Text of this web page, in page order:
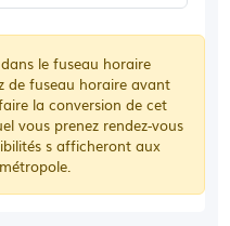
le fuseau horaire
de fuseau horaire avant
la conversion de cet
vous prenez rendez-vous
s afficheront aux